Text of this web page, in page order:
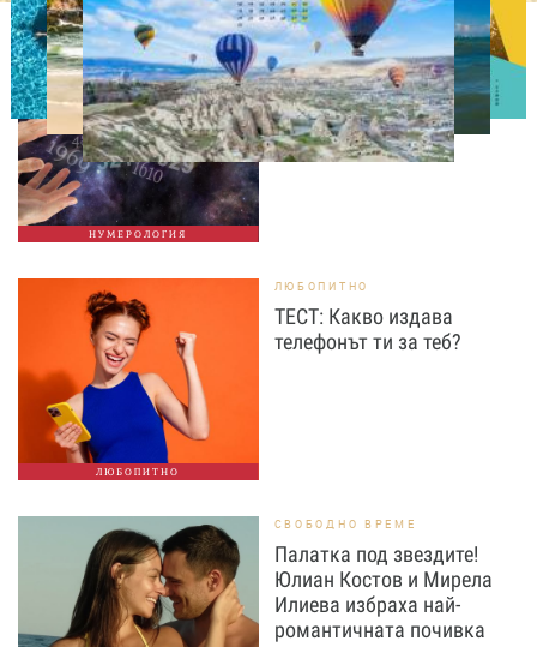
НУМЕРОЛОГИЯ
НУМЕРОЛОГИЯ
Нумерологична прогноза
за 7 август, петък
ЛЮБОПИТНО
ЛЮБОПИТНО
ТЕСТ: Какво издава
телефонът ти за теб?
СВОБОДНО ВРЕМЕ
Палатка под звездите!
Юлиан Костов и Мирела
Илиева избраха най-
романтичната почивка